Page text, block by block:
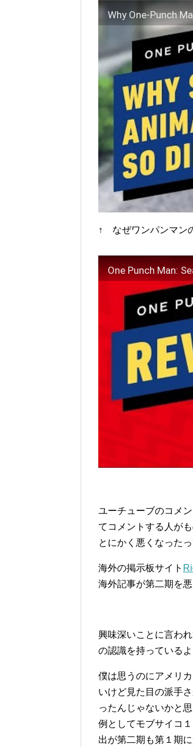
Why One-Punch
↑ なぜワンパンマン
One Punch Man:
ユーチューブのコメ
てコメントする人が
とにかく悪くなった
海外の掲示板サイト
海外記事が第二期を悪
興味深いことに言わ
の認識を持っているよ
僕は思うのにアメリ
いけど見た目の派手
ったんじゃないかと
例としてモブサイコ
出が第二期も第１期